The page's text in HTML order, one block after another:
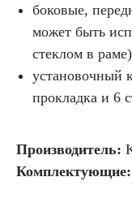
боковые,
может быть
стеклом в
установочный
прокладка и 6
Производитель:
Комплектующие: